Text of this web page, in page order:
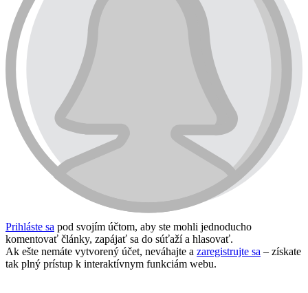
Prihláste sa pod svojím účtom, aby ste mohli jednoducho
komentovať články, zapájať sa do súťaží a hlasovať.
Ak ešte nemáte vytvorený účet, neváhajte a zaregistrujte sa – získate
tak plný prístup k interaktívnym funkciám webu.